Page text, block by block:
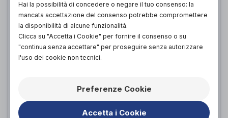
Viky Transit Light
diDemarta-Virginio
Hai la possibilità di concedere o negare il tuo consenso: la
mancata accettazione del consenso potrebbe compromettere
la disponibilità di alcune funzionalità.
Clicca su "Accetta i Cookie" per fornire il consenso o su
"continua senza accettare" per proseguire senza autorizzare
l'uso dei cookie non tecnici.
Preferenze Cookie
Accetta i Cookie